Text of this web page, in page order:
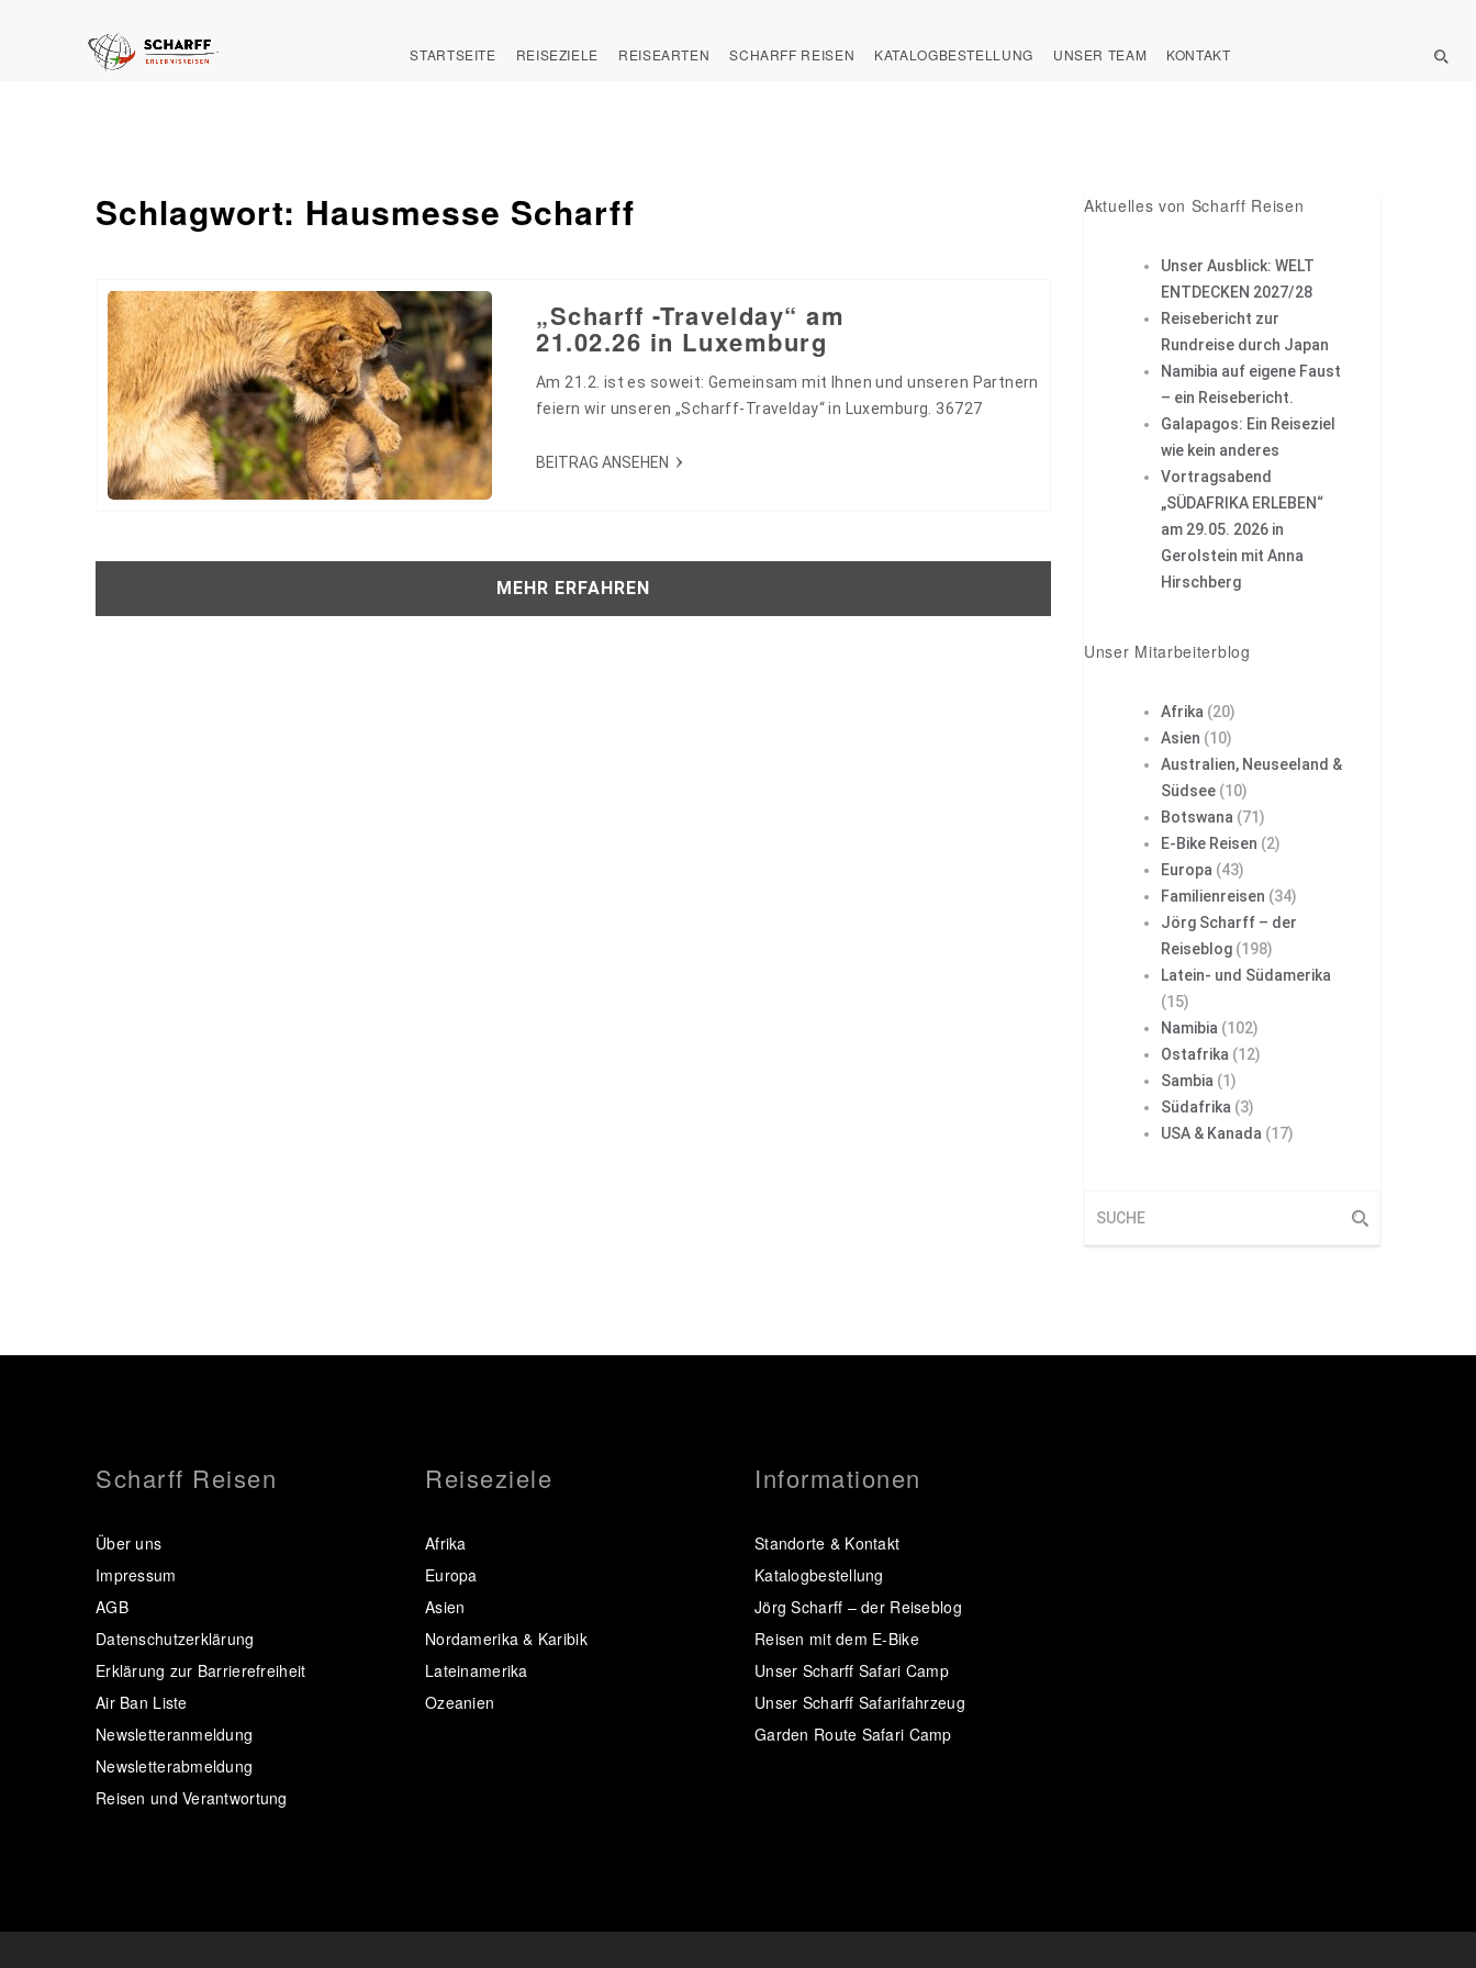
STARTSEITE REISEZIELE REISEARTEN SCHARFF REISEN KATALOGBESTELLUNG UNSER TEAM KONTAKT
Schlagwort: Hausmesse Scharff
„Scharff -Travelday“ am
21.02.26 in Luxemburg
Am 21.2. ist es soweit: Gemeinsam mit Ihnen und unseren Partnern
feiern wir unseren „Scharff-Travelday“ in Luxemburg. 36727
BEITRAG ANSEHEN
MEHR ERFAHREN
Aktuelles von Scharff Reisen
Unser Ausblick: WELT
ENTDECKEN 2027/28
Reisebericht zur
Rundreise durch Japan
Namibia auf eigene Faust
– ein Reisebericht.
Galapagos: Ein Reiseziel
wie kein anderes
Vortragsabend
„SÜDAFRIKA ERLEBEN“
am 29.05. 2026 in
Gerolstein mit Anna
Hirschberg
Unser Mitarbeiterblog
Afrika (20)
Asien (10)
Australien, Neuseeland &
Südsee (10)
Botswana (71)
E-Bike Reisen (2)
Europa (43)
Familienreisen (34)
Jörg Scharff – der
Reiseblog (198)
Latein- und Südamerika
(15)
Namibia (102)
Ostafrika (12)
Sambia (1)
Südafrika (3)
USA & Kanada (17)
Scharff Reisen
Über uns
Impressum
AGB
Datenschutzerklärung
Erklärung zur Barrierefreiheit
Air Ban Liste
Newsletteranmeldung
Newsletterabmeldung
Reisen und Verantwortung
Reiseziele
Afrika
Europa
Asien
Nordamerika & Karibik
Lateinamerika
Ozeanien
Informationen
Standorte & Kontakt
Katalogbestellung
Jörg Scharff – der Reiseblog
Reisen mit dem E-Bike
Unser Scharff Safari Camp
Unser Scharff Safarifahrzeug
Garden Route Safari Camp